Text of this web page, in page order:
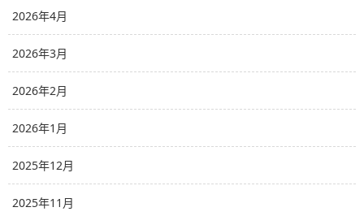
2026年4月
2026年3月
2026年2月
2026年1月
2025年12月
2025年11月